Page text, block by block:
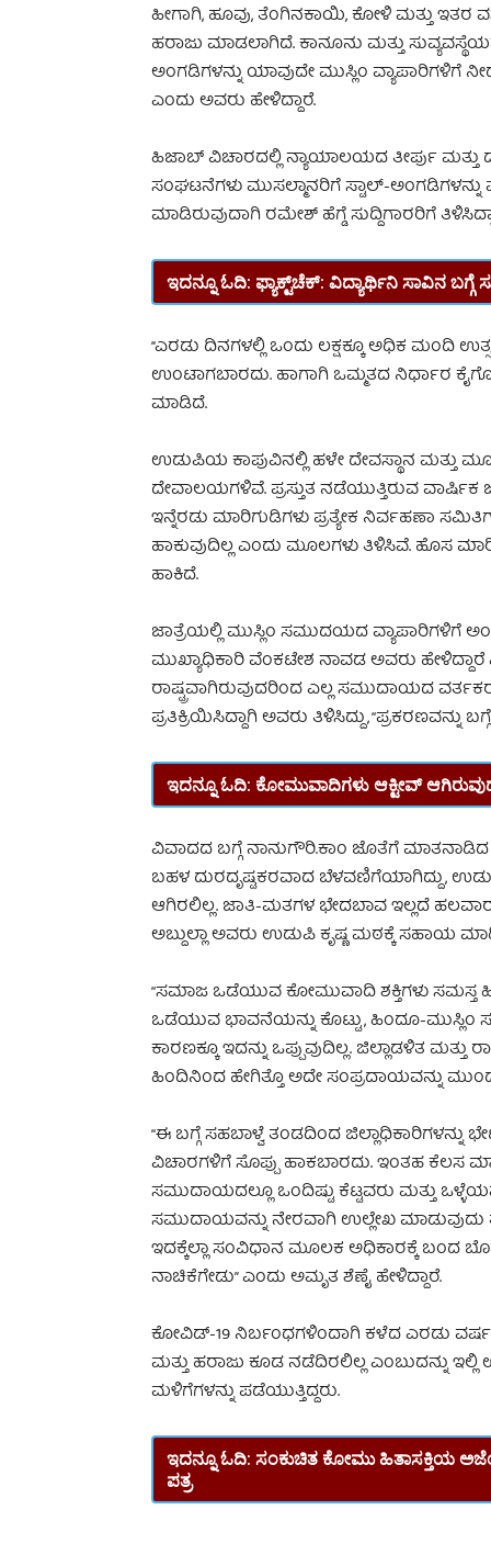
ಹೀಗಾಗಿ, ಹೂವು, ತೆಂಗಿನಕಾಯಿ, ಕೋಳಿ ಮತ್ತು ಇತರ
ಹರಾಜು ಮಾಡಲಾಗಿದೆ. ಕಾನೂನು ಮತ್ತು
ಅಂಗಡಿಗಳನ್ನು ಯಾವುದೇ ಮುಸ್ಲಿಂ ವ್ಯಾಪಾರಿಗಳಿಗೆ
ಎಂದು ಅವರು ಹೇಳಿದ್ದಾರೆ.
ಹಿಜಾಬ್ ವಿಚಾರದಲ್ಲಿ ನ್ಯಾಯಾಲಯದ ತೀರ್ಪು
ಸಂಘಟನೆಗಳು ಮುಸಲ್ಮಾನರಿಗೆ ಸ್ಟಾಲ್-
ಮಾಡಿರುವುದಾಗಿ ರಮೇಶ್ ಹೆಗ್ಡೆ ಸುದ್ದಿಗಾರರಿಗೆ
ಇದನ್ನೂ ಓದಿ: ಫ್ಯಾಕ್ಟ್‌‌ಚೆಕ್‌: ವಿದ್ಯಾರ್ಥಿನಿ ಸಾವಿನ ಬಗ್ಗೆ
‘‘ಎರಡು ದಿನಗಳಲ್ಲಿ ಒಂದು ಲಕ್ಷಕ್ಕೂ ಅಧಿಕ ಮಂದಿ
ಉಂಟಾಗಬಾರದು. ಹಾಗಾಗಿ ಒಮ್ಮತದ ನಿರ್ಧಾರ
ಮಾಡಿದೆ.
ಉಡುಪಿಯ ಕಾಪುವಿನಲ್ಲಿ ಹಳೇ ದೇವಸ್ಥಾನ ಮತ್ತು
ದೇವಾಲಯಗಳಿವೆ. ಪ್ರಸ್ತುತ ನಡೆಯುತ್ತಿರುವ
ಇನ್ನೆರಡು ಮಾರಿಗುಡಿಗಳು ಪ್ರತ್ಯೇಕ ನಿರ್ವಹಣಾ
ಹಾಕುವುದಿಲ್ಲ ಎಂದು ಮೂಲಗಳು ತಿಳಿಸಿವೆ. ಹೊಸ
ಹಾಕಿದೆ.
ಜಾತ್ರೆಯಲ್ಲಿ ಮುಸ್ಲಿಂ ಸಮುದಯದ ವ್ಯಾಪಾರಿಗಳಿಗೆ
ಮುಖ್ಯಾಧಿಕಾರಿ ವೆಂಕಟೇಶ ನಾವಡ ಅವರು
ರಾಷ್ಟ್ರವಾಗಿರುವುದರಿಂದ ಎಲ್ಲ ಸಮುದಾಯದ
ಪ್ರತಿಕ್ರಿಯಿಸಿದ್ದಾಗಿ ಅವರು ತಿಳಿಸಿದ್ದು, “ಪ್ರಕರಣವನ್ನು
ಇದನ್ನೂ ಓದಿ: ಕೋಮುವಾದಿಗಳು ಆಕ್ಟೀವ್
ವಿವಾದದ ಬಗ್ಗೆ ನಾನುಗೌರಿ.ಕಾಂ ಜೊತೆಗೆ
ಬಹಳ ದುರದೃಷ್ಟಕರವಾದ ಬೆಳವಣಿಗೆಯಾಗಿದ್ದು,
ಆಗಿರಲಿಲ್ಲ. ಜಾತಿ-ಮತಗಳ ಭೇದಬಾವ ಇಲ್ಲದೆ
ಅಬ್ದುಲ್ಲಾ ಅವರು ಉಡುಪಿ ಕೃಷ್ಣ ಮಠಕ್ಕೆ ಸಹಾಯ
“ಸಮಾಜ ಒಡೆಯುವ ಕೋಮುವಾದಿ ಶಕ್ತಿಗಳು ಸಮಸ್ತ
ಒಡೆಯುವ ಭಾವನೆಯನ್ನು ಕೊಟ್ಟು, ಹಿಂದೂ-ಮುಸ್ಲಿಂ
ಕಾರಣಕ್ಕೂ ಇದನ್ನು ಒಪ್ಪುವುದಿಲ್ಲ. ಜಿಲ್ಲಾಡಳಿತ
ಹಿಂದಿನಿಂದ ಹೇಗಿತ್ತೊ ಅದೇ ಸಂಪ್ರದಾಯವನ್ನು
“ಈ ಬಗ್ಗೆ ಸಹಬಾಳ್ವೆ ತಂಡದಿಂದ
ವಿಚಾರಗಳಿಗೆ ಸೊಪ್ಪು ಹಾಕಬಾರದು. ಇಂತಹ ಕೆಲಸ
ಸಮುದಾಯದಲ್ಲೂ ಒಂದಿಷ್ಟು ಕೆಟ್ಟವರು ಮತ್ತು
ಸಮುದಾಯವನ್ನು ನೇರವಾಗಿ ಉಲ್ಲೇಖ
ಇದಕ್ಕೆಲ್ಲಾ ಸಂವಿಧಾನ ಮೂಲಕ ಅಧಿಕಾರಕ್ಕೆ ಬಂದ
ನಾಚಿಕೆಗೇಡು” ಎಂದು ಅಮೃತ ಶೆಣೈ ಹೇಳಿದ್ದಾರೆ.
ಕೋವಿಡ್-19 ನಿರ್ಬಂಧಗಳಿಂದಾಗಿ ಕಳೆದ ಎರಡು
ಮತ್ತು ಹರಾಜು ಕೂಡ ನಡೆದಿರಲಿಲ್ಲ ಎಂಬುದನ್ನು
ಮಳಿಗೆಗಳನ್ನು ಪಡೆಯುತ್ತಿದ್ದರು.
ಇದನ್ನೂ ಓದಿ: ಸಂಕುಚಿತ ಕೋಮು ಹಿತಾಸಕ್ತಿಯ
ಪತ್ರ